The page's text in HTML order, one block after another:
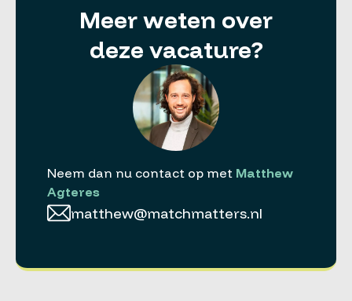
Meer weten over
deze vacature?
Neem dan nu contact op met Matthew
Agteres
matthew@matchmatters.nl